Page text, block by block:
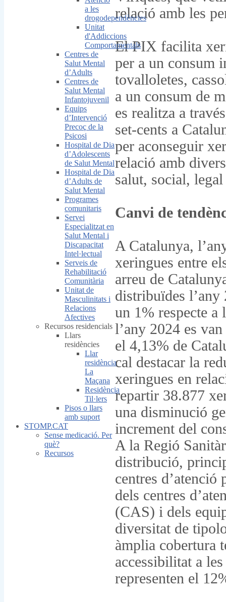
relació amb les
El PIX facilita
per a un consum
tovalloletes,
a un consum de
es realitza a
set-cents a
per aconseguir
relació amb
salut, social,
Canvi de
A Catalunya,
xeringues entre
arreu de
distribuïdes l’any
un 1% respecte a
l’any 2024 es
el 4,13% de
cal destacar la
xeringues en
repartir 38.877
una disminució
increment del
A la Regió
distribució,
centres
dels centres
(CAS) i dels
diversitat de
àmplia cobertura
accessibilitat a
representen el
a les
drogodependències
Unitat
d'Addiccions
Comportamentals
Centres de
Salut Mental
d’Adults
Centres de
Salut Mental
Infantojuvenil
Equips
d’Intervenció
Precoç de la
Psicosi
Hospital de Dia
d’Adolescents
de Salut Mental
Hospital de Dia
d’Adults de
Salut Mental
Programes
comunitaris
Servei
Especialitzat en
Salut Mental i
Discapacitat
Intel·lectual
Serveis de
Rehabilitació
Comunitària
Unitat de
Masculinitats i
Relacions
Afectives
Recursos residencials
Llars
residències
Llar
residència
La
Maçana
Residència
Til·lers
Pisos o llars
amb suport
STOMP.CAT
Sense medicació. Per
què?
Recursos